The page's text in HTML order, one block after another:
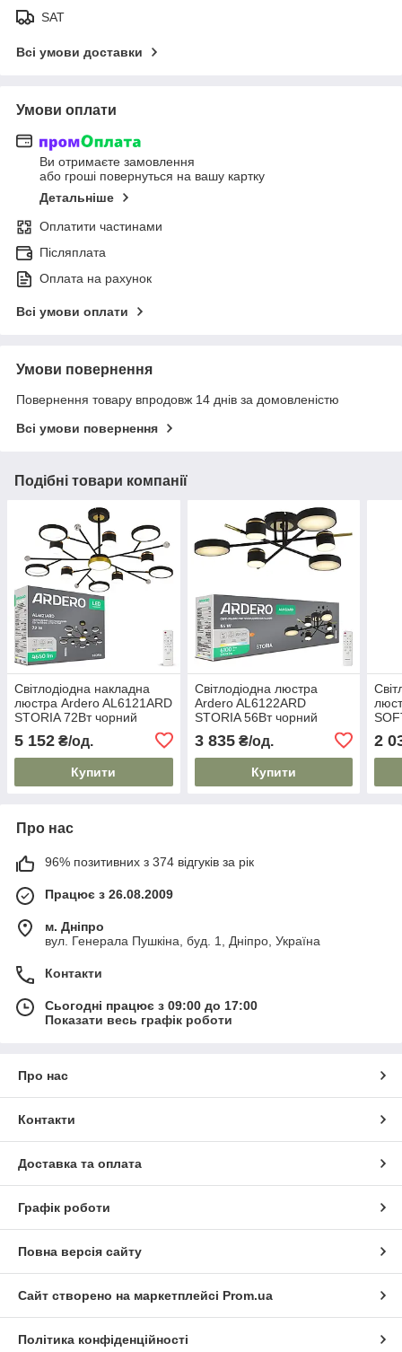
SAT
Всі умови доставки
Умови оплати
Ви отримаєте замовлення
або гроші повернуться на вашу картку
Детальніше
Оплатити частинами
Післяплата
Оплата на рахунок
Всі умови оплати
Умови повернення
Повернення товару впродовж 14 днів за домовленістю
Всі умови повернення
Подібні товари компанії
Світлодіодна накладна
люстра Ardero AL6121ARD
STORIA 72Вт чорний
5 152 ₴/од.
Купити
Світлодіодна люстра
Ardero AL6122ARD
STORIA 56Вт чорний
3 835₴/од.
Купити
2
Про нас
96% позитивних з 374 відгуків за рік
Працює з 26.08.2009
м. Дніпро
вул. Генерала Пушкіна, буд. 1, Дніпро, Україна
Контакти
Сьогодні працює з 09:00 до 17:00
Показати весь графік роботи
Про нас
Контакти
Доставка та оплата
Графік роботи
Повна версія сайту
Сайт створено на маркетплейсі Prom.ua
Політика конфіденційності